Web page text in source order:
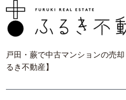
戸田・蕨で中古マンションの売
るき不動産】